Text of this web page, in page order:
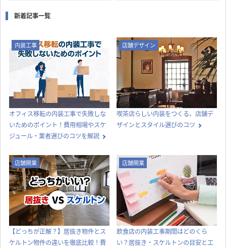
新着記事一覧
内装工事
オフィス移転の内装工事で失敗しな
いためのポイント！費用相場やスケ
ジュール・業者選びのコツを解説
店舗デザイン
喫茶店らしい内装をつくる、店舗デ
ザインとスタイル選びのコツ
店舗開業
【どっちが正解？】居抜き物件とス
ケルトン物件の違いを徹底比較！費
店舗開業
飲食店の内装工事期間はどのくら
い？居抜き・スケルトンの目安と工